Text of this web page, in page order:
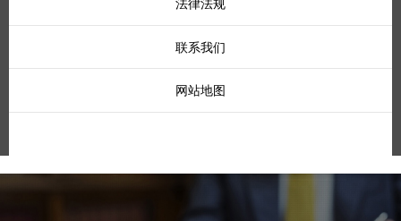
联系我们
网站地图